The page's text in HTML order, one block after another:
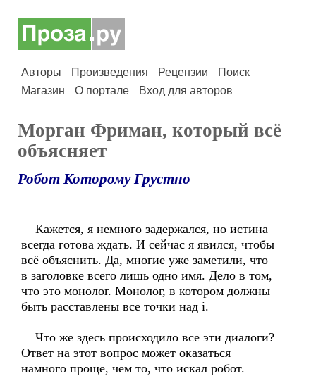
Авторы Произведения Рецензии
Поиск
Магазин
О портале Вход для авторов
Морган Фриман, который всё
объясняет
Робот Которому Грустно
Кажется, я немного задержался, но истина
всегда готова ждать. И сейчас я явился, чтобы
всё объяснить. Да, многие уже заметили, что
в заголовке всего лишь одно имя. Дело в том,
что это монолог. Монолог, в котором должны
быть расставлены все точки над i.
Что же здесь происходило все эти диалоги?
Ответ на этот вопрос может оказаться
намного проще, чем то, что искал робот.